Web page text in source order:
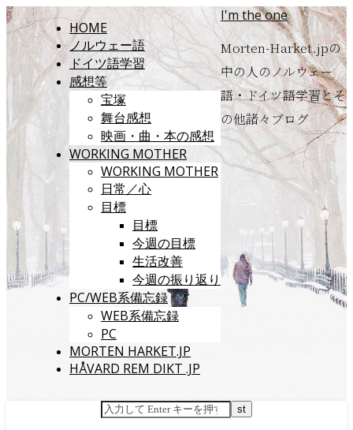
HOME
ノルウェー語
ドイツ語学習
感想等
宝塚
舞台感想
映画・曲・本の感想
WORKING MOTHER
WORKING MOTHER
日常／心
目標
目標
今週の目標
生活改善
今週の振り返り
PC/WEB系備忘録
WEB系備忘録
PC
MORTEN HARKET.JP
HÅVARD REM DIKT .JP
I'm the one
Morten-Harket.jpの
中の人のノルウェー
語・ドイツ語学習とそ
の他諸々ブログ